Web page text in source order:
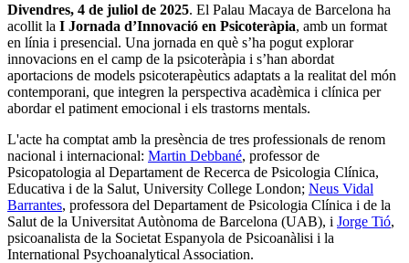
Divendres, 4 de juliol de 2025. El Palau Macaya de Barcelona ha
acollit la I Jornada d’Innovació en Psicoteràpia, amb un format
en línia i presencial. Una jornada en què s’ha pogut explorar
innovacions en el camp de la psicoteràpia i s’han abordat
aportacions de models psicoterapèutics adaptats a la realitat del món
contemporani, que integren la perspectiva acadèmica i clínica per
abordar el patiment emocional i els trastorns mentals.
L'acte ha comptat amb la presència de tres professionals de renom
nacional i internacional: Martin Debbané, professor de
Psicopatologia al Departament de Recerca de Psicologia Clínica,
Educativa i de la Salut, University College London; Neus Vidal
Barrantes, professora del Departament de Psicologia Clínica i de la
Salut de la Universitat Autònoma de Barcelona (UAB), i Jorge Tió,
psicoanalista de la Societat Espanyola de Psicoanàlisi i la
International Psychoanalytical Association.